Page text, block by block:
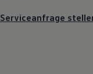
Zubehör
Serviceanfrage